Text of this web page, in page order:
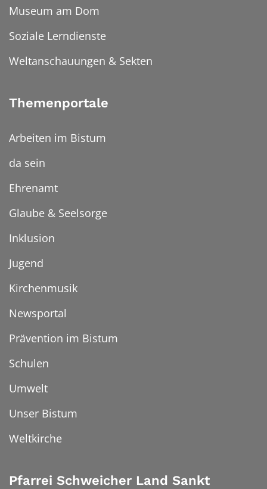
Museum am Dom
Soziale Lerndienste
Weltanschauungen & Sekten
Themenportale
Arbeiten im Bistum
da sein
Ehrenamt
Glaube & Seelsorge
Inklusion
Jugend
Kirchenmusik
Newsportal
Prävention im Bistum
Schulen
Umwelt
Unser Bistum
Weltkirche
Pfarrei Schweicher Land Sankt